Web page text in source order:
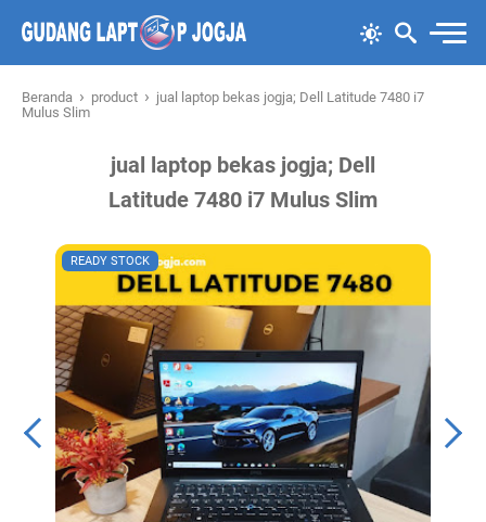
Beranda › product › jual laptop bekas jogja; Dell Latitude 7480 i7
Mulus Slim
jual laptop bekas jogja; Dell
Latitude 7480 i7 Mulus Slim
READY STOCK